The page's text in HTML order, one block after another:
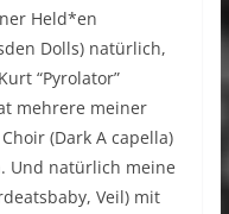
Held*en
Dolls) natürlich,
“Pyrolator”
mehrere meiner
(Dark A capella)
Und natürlich meine
Veil) mit